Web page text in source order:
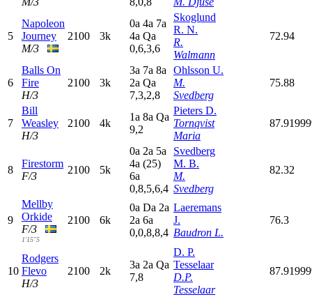
5
Napoleon
Journey
M/3
2100 3k
0a 4a 7a
4a Qa
0,6,3,6
Skoglund
R. N.
R.
Walmann
72.94
6
Balls On
Fire
H/3
2100 3k
3a 7a 8a
2a Qa
7,3,2,8
Ohlsson U.
M.
Svedberg
75.88
7
Bill
Weasley
H/3
2100 4k
1a 8a Qa
9,2
Pieters D.
Tornqvist
Maria
8
Firestorm
F/3
2100 5k
0a 2a 5a
4a (25)
6a
0,8,5,6,4
Svedberg
M. B.
M.
Svedberg
82.32
9
Mellby
Orkide
F/3
1'15"5
2100 6k
0a Da 2a
2a 6a
0,0,8,8,4
Laeremans
J.
Baudron L.
76.3
10
Rodgers
Flevo
H/3
2100 2k
3a 2a Qa
7,8
D. P.
Tesselaar
D.P.
Tesselaar